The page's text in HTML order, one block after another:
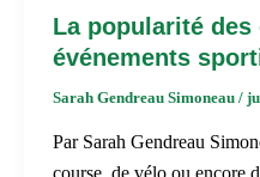
La popularité des
événements
Sarah Gendreau Simoneau /
Par Sarah Gendreau